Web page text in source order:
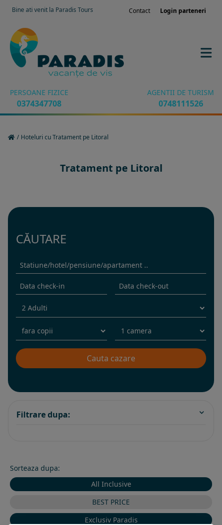
Bine ati venit la Paradis Tours Contact Login parteneri
PERSOANE FIZICE
0374347708
AGENTII DE TURISM
0748111526
/ Hoteluri cu Tratament pe Litoral
Tratament pe Litoral
CĂUTARE
Filtrare dupa:
Sorteaza dupa:
All Inclusive
BEST PRICE
Exclusiv Paradis